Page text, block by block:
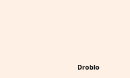
Droblo